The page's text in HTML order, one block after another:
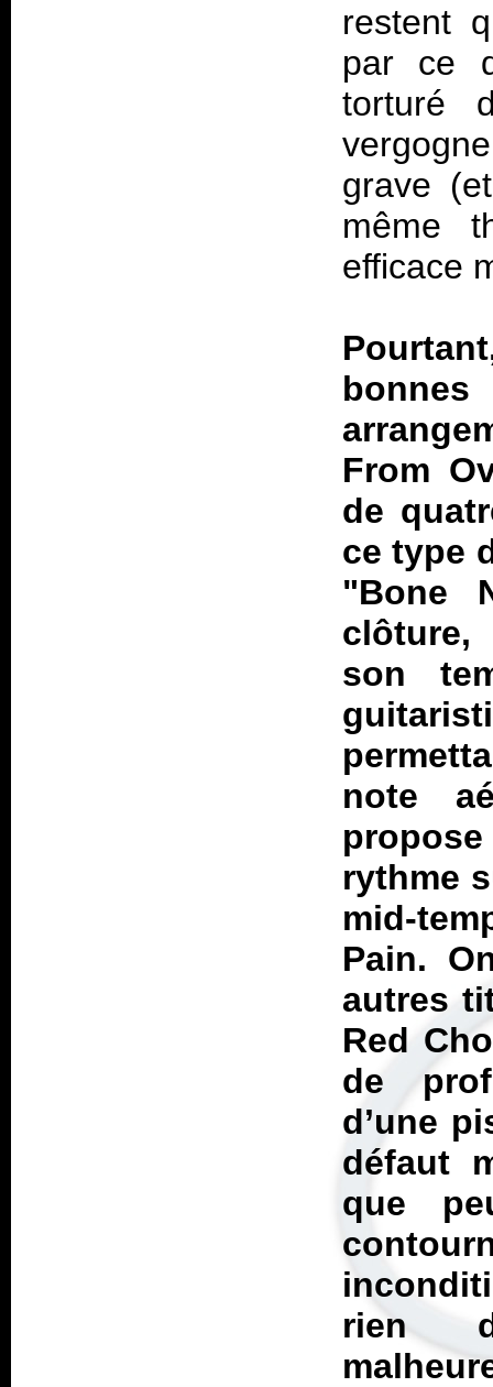
restent
par ce
torturé
grave
même
efficace
From
de
ce type
"Bone
clôture,
son
note
rythme
mid-
Pain.
autres
Red
de
d’une
défaut
que
rien